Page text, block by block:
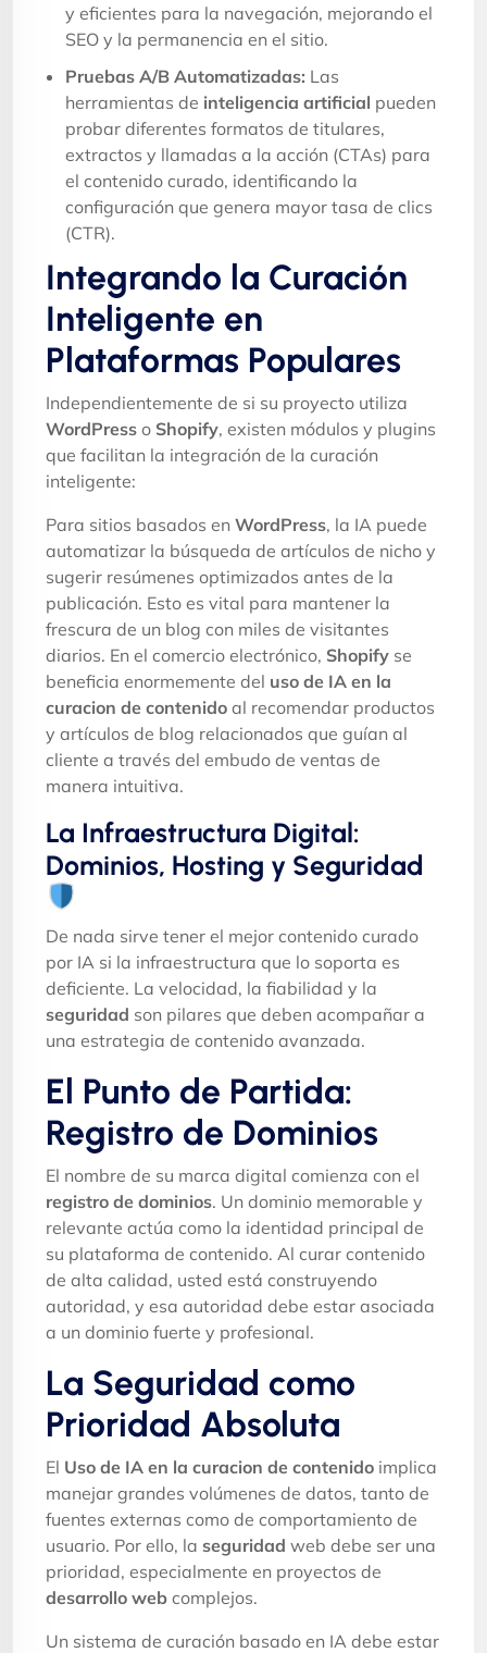
y eficientes para la navegación, mejorando el
SEO y la permanencia en el sitio.
Pruebas A/B Automatizadas: Las
herramientas de inteligencia artificial pueden
probar diferentes formatos de titulares,
extractos y llamadas a la acción (CTAs) para
el contenido curado, identificando la
configuración que genera mayor tasa de clics
(CTR).
Integrando la Curación
Inteligente en
Plataformas Populares
Independientemente de si su proyecto utiliza
WordPress o Shopify, existen módulos y plugins
que facilitan la integración de la curación
inteligente:
Para sitios basados en WordPress, la IA puede
automatizar la búsqueda de artículos de nicho y
sugerir resúmenes optimizados antes de la
publicación. Esto es vital para mantener la
frescura de un blog con miles de visitantes
diarios. En el comercio electrónico, Shopify se
beneficia enormemente del uso de IA en la
curacion de contenido al recomendar productos
y artículos de blog relacionados que guían al
cliente a través del embudo de ventas de
manera intuitiva.
La Infraestructura Digital:
Dominios, Hosting y Seguridad
De nada sirve tener el mejor contenido curado
por IA si la infraestructura que lo soporta es
deficiente. La velocidad, la fiabilidad y la
seguridad son pilares que deben acompañar a
una estrategia de contenido avanzada.
El Punto de Partida:
Registro de Dominios
El nombre de su marca digital comienza con el
registro de dominios. Un dominio memorable y
relevante actúa como la identidad principal de
su plataforma de contenido. Al curar contenido
de alta calidad, usted está construyendo
autoridad, y esa autoridad debe estar asociada
a un dominio fuerte y profesional.
La Seguridad como
Prioridad Absoluta
El Uso de IA en la curacion de contenido implica
manejar grandes volúmenes de datos, tanto de
fuentes externas como de comportamiento de
usuario. Por ello, la seguridad web debe ser una
prioridad, especialmente en proyectos de
desarrollo web complejos.
Un sistema de curación basado en IA debe estar